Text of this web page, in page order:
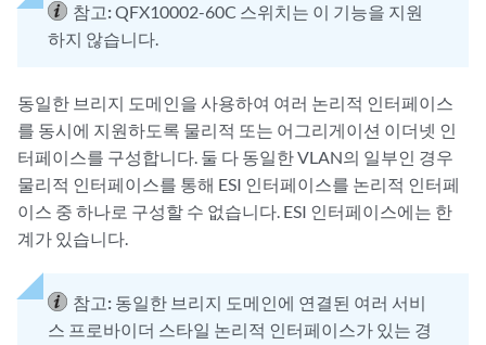
참고:QFX10002-60C 스위치는 이 기능을 지원
하지 않습니다.
동일한 브리지 도메인을 사용하여 여러 논리적 인터페이스
를 동시에 지원하도록 물리적 또는 어그리게이션 이더넷 인
터페이스를 구성합니다. 둘 다 동일한 VLAN의 일부인 경우
물리적 인터페이스를 통해 ESI 인터페이스를 논리적 인터페
이스 중 하나로 구성할 수 없습니다. ESI 인터페이스에는 한
계가 있습니다.
참고: 동일한 브리지 도메인에 연결된 여러 서비
스 프로바이더 스타일 논리적 인터페이스가 있는 경